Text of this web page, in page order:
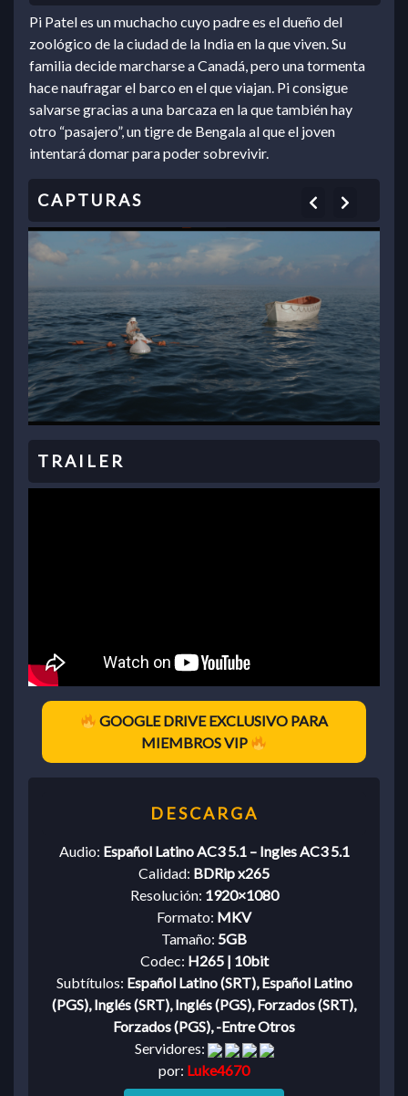
Pi Patel es un muchacho cuyo padre es el dueño del
zoológico de la ciudad de la India en la que viven. Su
familia decide marcharse a Canadá, pero una tormenta
hace naufragar el barco en el que viajan. Pi consigue
salvarse gracias a una barcaza en la que también hay
otro “pasajero”, un tigre de Bengala al que el joven
intentará domar para poder sobrevivir.
Previous
GOOGLE DRIVE EXCLUSIVO PARA
MIEMBROS VIP
Audio: Español Latino AC3 5.1 – Ingles AC3 5.1
Calidad: BDRip x265
Resolución: 1920×1080
Formato: MKV
Tamaño: 5GB
Codec: H265 | 10bit
Subtítulos: Español Latino (SRT), Español Latino
(PGS), Inglés (SRT), Inglés (PGS), Forzados (SRT),
Forzados (PGS), -Entre Otros
Servidores:
por: Luke4670